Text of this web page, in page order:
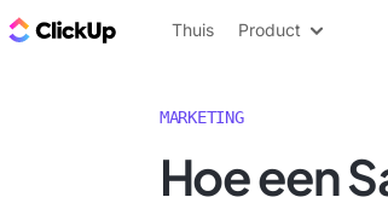
ClickUp Blog
Thuis Product
MARKETING
Hoe een